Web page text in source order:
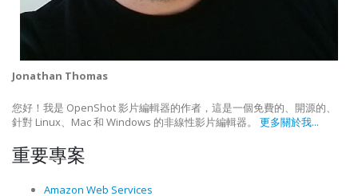
Jonathan Thomas
您好！我是 OpenShot 影片編輯器的作者，這是一個免費的、開源的、
針對 Linux、Mac 和 Windows 的非線性影片編輯器。 更多關於我...
重要專案
Amazon Web Services